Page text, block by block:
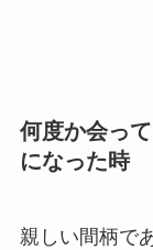
何度か会っ
になった時
親しい間柄で